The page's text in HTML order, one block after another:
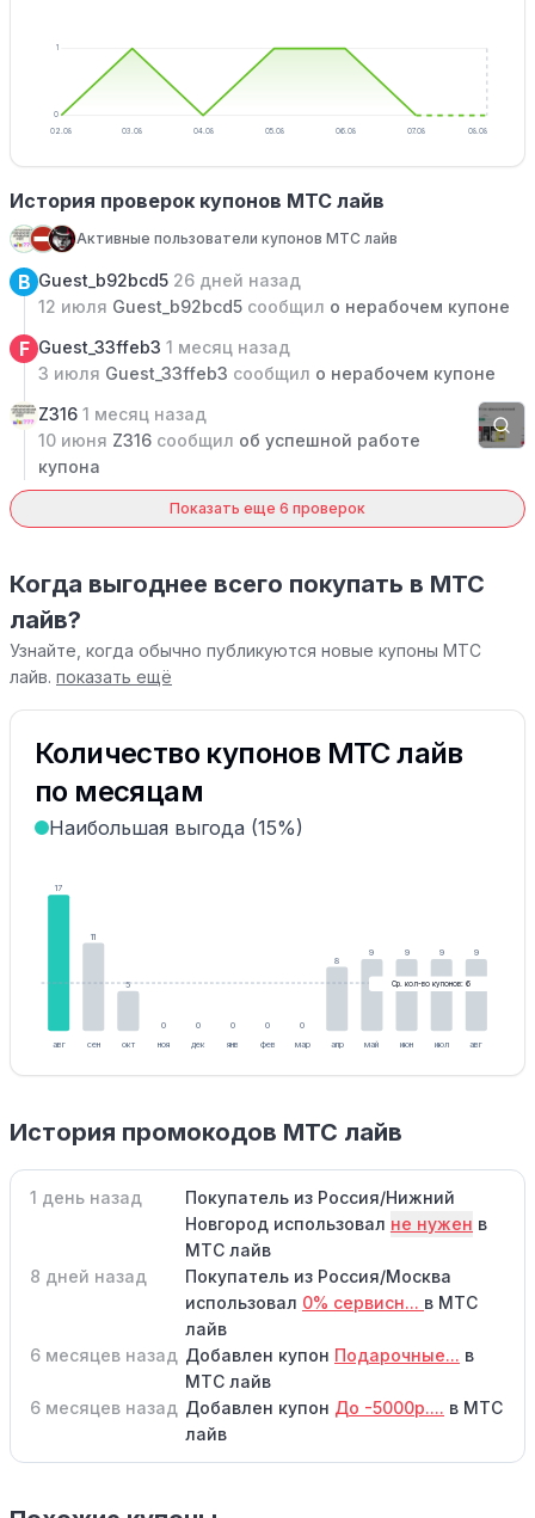
0
1
02.08 03.08 04.08 05.08 06.08 07.08 08.08
История проверок купонов МТС лайв
Активные пользователи купонов МТС лайв
B Guest_b92bcd5 26 дней назад
12 июля Guest_b92bcd5 сообщил о нерабочем купоне
F Guest_33ffeb3 1 месяц назад
3 июля Guest_33ffeb3 сообщил о нерабочем купоне
Z316 1 месяц назад
10 июня Z316 сообщил об успешной работе
купона
Показать еще 6 проверок
Когда выгоднее всего покупать в МТС
лайв?
Узнайте, когда обычно публикуются новые купоны МТС
лайв. показать ещё
Количество купонов МТС лайв
по месяцам
Наибольшая выгода (15%)
17
авг
11
сен
5
окт
0
ноя
0
дек
0
янв
0
фев
0
мар
8
апр
9
май
9
июн
9
июл
9
авг
Ср. кол-во купонов: 6
История промокодов МТС лайв
1 день назад
Покупатель из Россия/Нижний
Новгород использовал не нужен в
МТС лайв
8 дней назад
Покупатель из Россия/Москва
использовал 0% сервисн... в МТС
лайв
6 месяцев назад Добавлен купон Подарочные... в
МТС лайв
6 месяцев назад Добавлен купон До -5000р.... в МТС
лайв